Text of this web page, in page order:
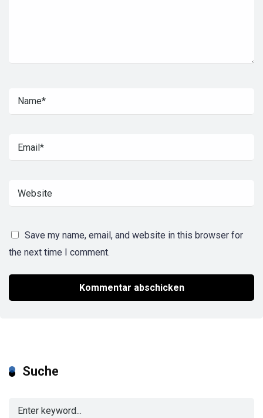
Save my name, email, and website in this browser for
the next time I comment.
Suche